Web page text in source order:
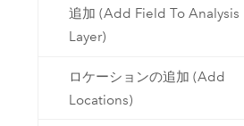
追加 (Add Field To Analysis
Layer)
ロケーションの追加 (Add
Locations)